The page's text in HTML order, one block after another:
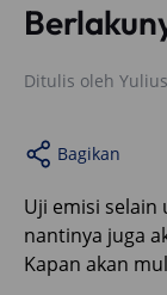
Ditulis oleh
Bagikan
Uji emisi
nantinya juga
Kapan akan